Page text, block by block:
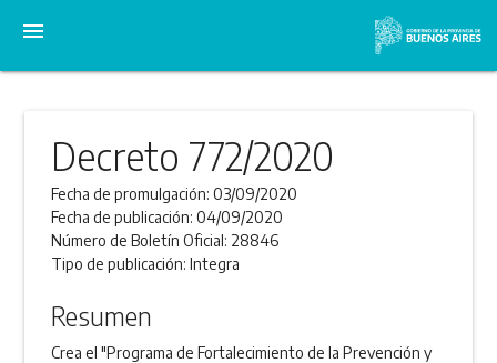
menu
Decreto 772/2020
Fecha de promulgación:03/09/2020
Fecha de publicación:04/09/2020
Número de Boletín Oficial: 28846
Tipo de publicación:Integra
Resumen
Crea el "Programa de Fortalecimiento de la Prevención y